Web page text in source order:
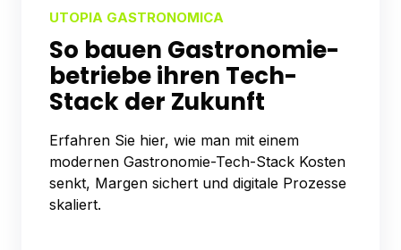
UTOPIA GASTRONOMICA
So bauen Gastronomie­­
betriebe ihren Tech-
Stack der Zukunft
Erfahren Sie hier, wie man mit einem
modernen Gastronomie-Tech-Stack Kosten
senkt, Margen sichert und digitale Prozesse
skaliert.